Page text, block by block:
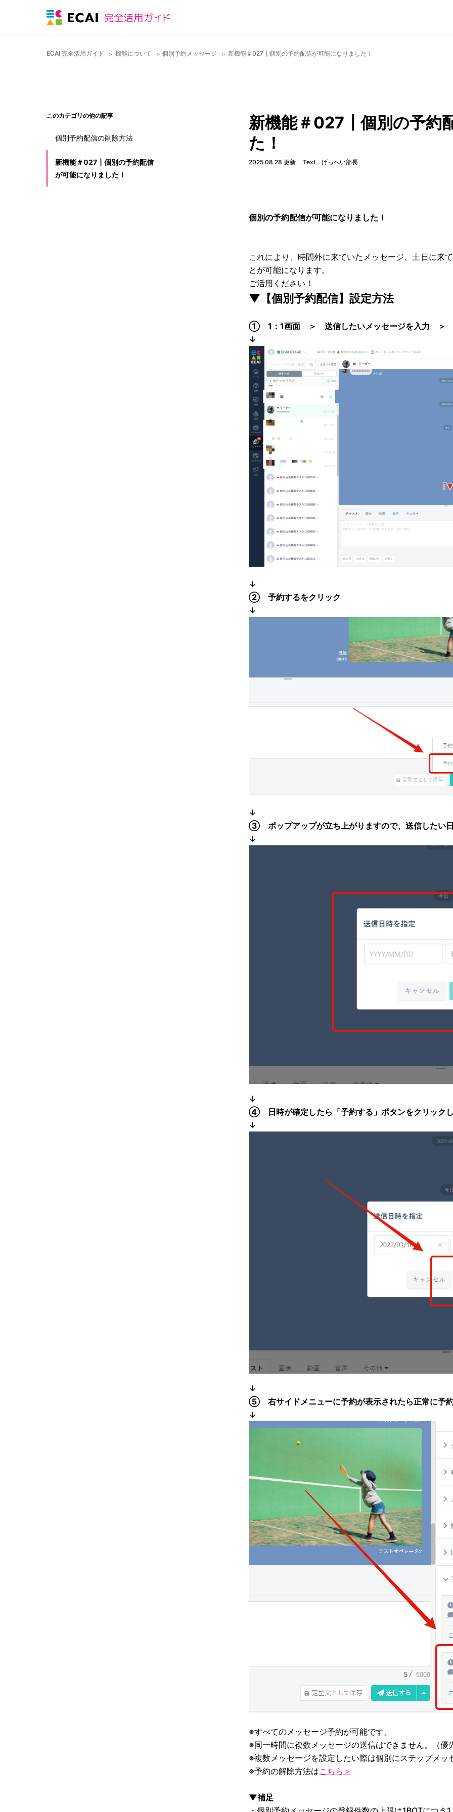
ECAI 完全活用ガイド 機能について 個別予約メッセージ 新機能＃027┃個別の予約配信が可能になりました！
新機能＃027┃個別の予約
た！
2025.08.28 更新 Text＝げっぺい部長
個別の予約配信が可能になりました！
これにより、時間外に来ていたメッセージ、土日に来
とが可能になります。
ご活用ください！
▼【個別予約配信】 設定方法
① 1：1画面 ＞ 送信したいメッセージを入力 ＞
↓
↓
② 予約するをクリック
↓
↓
③ ポップアップが立ち上がりますので、送信したい
↓
↓
④ 日時が確定したら「予約する」ボタンをクリック
↓
↓
⑤ 右サイドメニューに予約が表示されたら正常に予
↓
※すべてのメッセージ予約が可能です。
※同一時間に複数メッセージの送信はできません。（優
※複数メッセージを設定したい際は個別にステップメッ
※予約の解除方法はこちら＞
▼補足
このカテゴリの他の記事
個別予約配信の削除方法
新機能＃027┃個別の予約配信
が可能になりました！